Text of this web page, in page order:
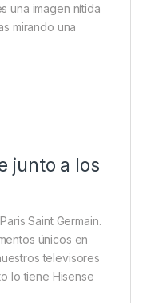
una imagen nítida
mirando una
junto a los
Saint Germain.
únicos en
televisores
lo tiene Hisense